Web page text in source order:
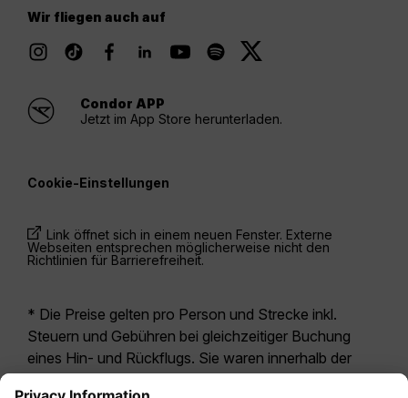
Wir fliegen auch auf
Condor APP
Jetzt im App Store herunterladen.
Cookie-Einstellungen
Link öffnet sich in einem neuen Fenster. Externe
Webseiten entsprechen möglicherweise nicht den
Richtlinien für Barrierefreiheit.
* Die Preise gelten pro Person und Strecke inkl.
Steuern und Gebühren bei gleichzeitiger Buchung
eines Hin- und Rückflugs. Sie waren innerhalb der